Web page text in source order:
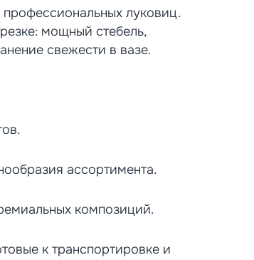
цветы с
букетов.
от 3 до 25 цветов и
луковиц.
мощный стебель,
свежести в вазе.
ассортимента.
композиций.
к транспортировке и